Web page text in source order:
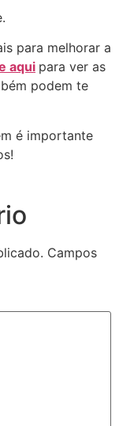
para melhorar a
aqui para ver as
podem te
é importante
Campos